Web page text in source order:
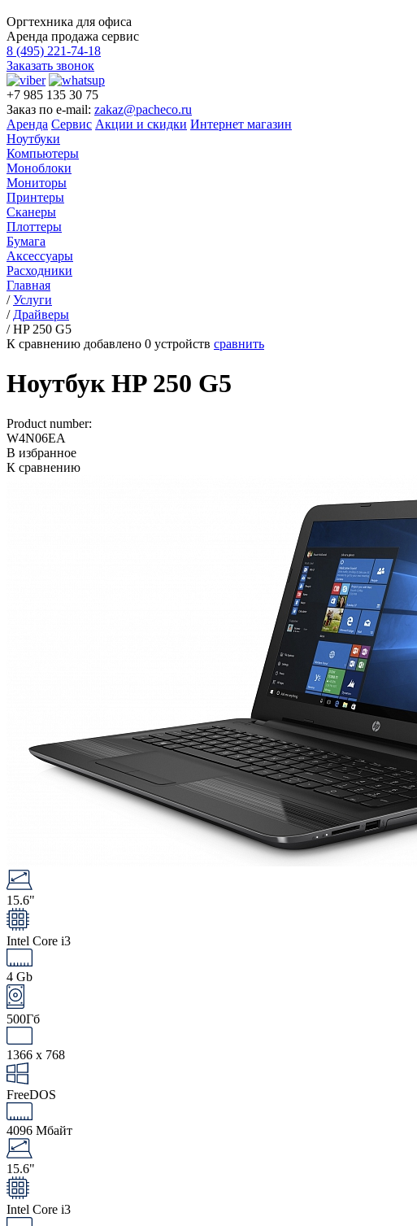
Оргтехника для офиса
Аренда продажа сервис
8 (495) 221-74-18
Заказать звонок
+7 985 135 30 75
Заказ по e-mail: zakaz@pacheco.ru
Аренда Сервис Акции и скидки Интернет магазин
Ноутбуки
Компьютеры
Моноблоки
Мониторы
Принтеры
Сканеры
Плоттеры
Бумага
Аксессуары
Расходники
Главная
/Услуги
/ Драйверы
/HP 250 G5
К сравнению добавлено 0 устройств сравнить
Ноутбук HP 250 G5
Product number:
W4N06EA
В избранное
К сравнению
15.6"
Intel Core i3
4 Gb
500Гб
1366 x 768
FreeDOS
4096 Мбайт
15.6"
Intel Core i3